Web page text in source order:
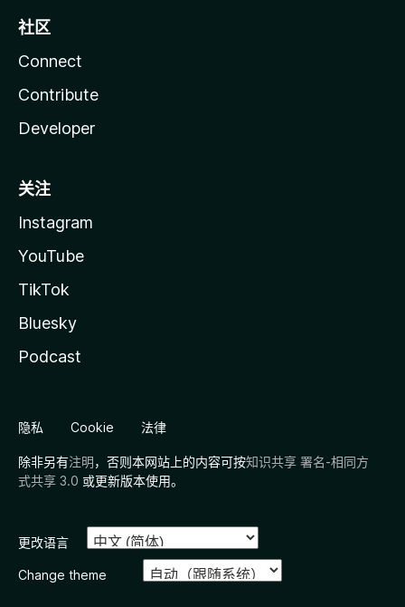
社区
Connect
Contribute
Developer
关注
Instagram
YouTube
TikTok
Bluesky
Podcast
隐私 Cookie 法律
除非另有注明，否则本网站上的内容可按知识共享 署名-相同方
式共享 3.0 或更新版本使用。
更改语言
Change theme